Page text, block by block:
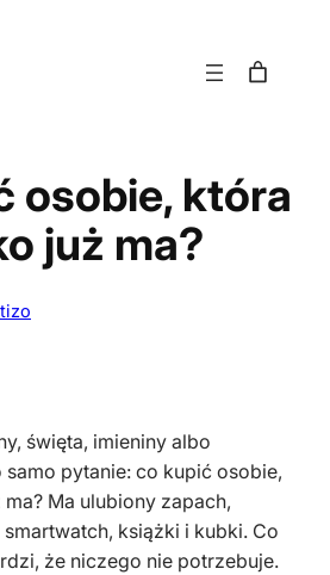
osobie, która
już ma?
święta, imieniny albo
pytanie: co kupić osobie,
Ma ulubiony zapach,
książki i kubki. Co
że niczego nie potrzebuje.